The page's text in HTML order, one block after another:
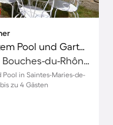
Ferienhaus mit Grill, beheiztem Pool und Garten | Perfekt für die Arbeit von Zuhause
Saintes-Maries-de-la-Mer, Bouches-du-Rhône, Frankreich
in Saintes-Maries-de-
zu 4 Gästen